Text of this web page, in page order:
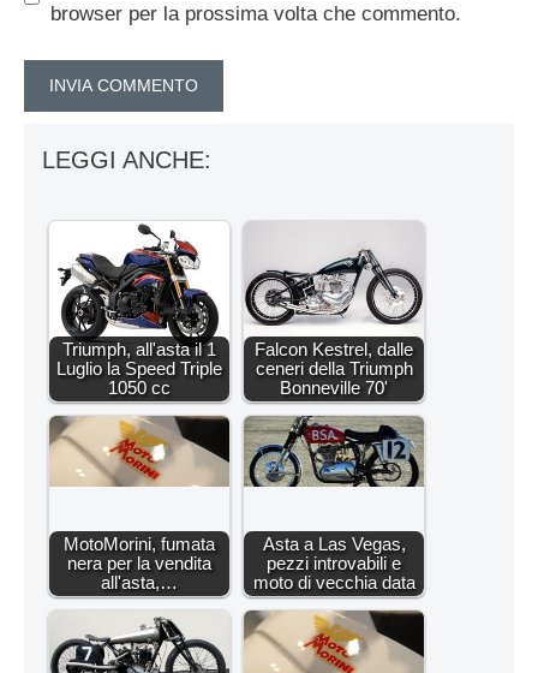
browser per la prossima volta che commento.
LEGGI ANCHE:
Triumph, all'asta il 1
Luglio la Speed Triple
1050 cc
Falcon Kestrel, dalle
ceneri della Triumph
Bonneville 70'
MotoMorini, fumata
nera per la vendita
all'asta,…
Asta a Las Vegas,
pezzi introvabili e
moto di vecchia data